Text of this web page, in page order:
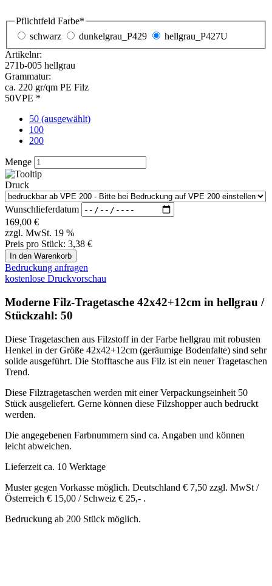
Pflichtfeld Farbe*
schwarz
dunkelgrau_P429
hellgrau_P427U
Artikelnr:
271b-005 hellgrau
Grammatur:
ca. 220 gr/qm PE Filz
VPE *
50 (ausgewählt)
100
200
Menge
Druck
Wunschlieferdatum
169,00 €
zzgl. MwSt. 19 %
Preis pro Stück: 3,38 €
Bedruckung anfragen
kostenlose Druckvorschau
Moderne Filz-Tragetasche 42x42+12cm in hellgrau /
Stückzahl: 50
Diese Tragetaschen aus Filzstoff in der Farbe hellgrau mit robusten
Henkel in der Größe 42x42+12cm (geräumige Bodenfalte) sind sehr
solide ausgeführt. Die Stofftasche aus Filz ist ein neuer Tragetaschen
Trend.
Diese Filztragetaschen werden mit einer Verpackungseinheit 50
Stück ausgeliefert. Gerne können diese Filzshopper auch bedruckt
werden.
Die angegebenen Farbnummern sind ca. Angaben und können
leicht abweichen.
Lieferzeit ca. 10 Werktage
Muster gegen Vorkasse möglich. Deutschland € 7,50 zzgl. MwSt /
Österreich € 15,00 / Schweiz € 25,- .
Bedruckung ab 200 Stück möglich.